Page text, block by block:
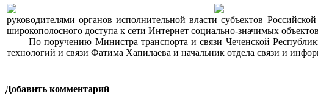
руководителями органов исполнительной власти субъектов
широкополосного доступа к сети Интернет социально-значимых
По поручению Министра транспорта и связи Чеченской
технологий и связи Фатима Хапилаева и начальник отдела связи и
Добавить комментарий